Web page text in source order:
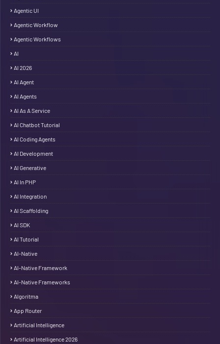
Agentic UI
Agentic Workflow
Agentic Workflows
AI
AI 2026
AI Agent
AI Agents
AI As A Service
AI Chatbot Tutorial
AI Coding Agents
AI Development
AI Generative
AI In PHP
AI Integration
AI Scaffolding
AI SDK
AI Tutorial
AI-Native
AI-Native Framework
AI-Native Frameworks
Algoritma
App Router
Artificial Intelligence
Artificial Intelligence 2026